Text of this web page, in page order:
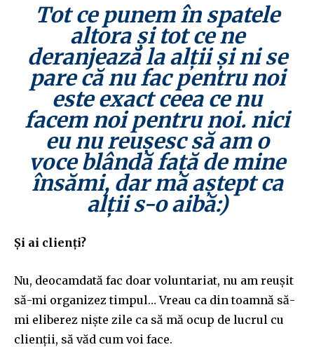
Tot ce punem în spatele
altora și tot ce ne
deranjează la alții și ni se
pare că nu fac pentru noi
este exact ceea ce nu
facem noi pentru noi. nici
eu nu reușesc să am o
voce blândă față de mine
însămi, dar mă aștept ca
alții s-o aibă:)
Și ai clienți?
Nu, deocamdată fac doar voluntariat, nu am reușit
să-mi organizez timpul… Vreau ca din toamnă să-
mi eliberez niște zile ca să mă ocup de lucrul cu
clienții, să văd cum voi face.